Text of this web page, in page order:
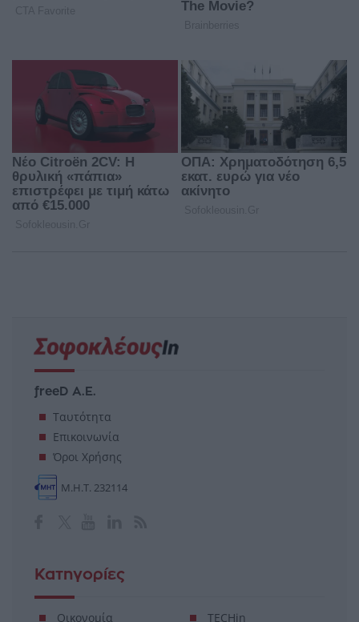
freeD Α.Ε.
Ταυτότητα
Επικοινωνία
Όροι Χρήσης
Μ.Η.Τ. 232114
Κατηγορίες
Οικονομία TECHin